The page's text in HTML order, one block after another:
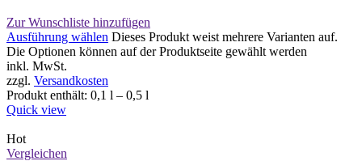
Zur Wunschliste hinzufügen
Ausführung wählen Dieses Produkt weist mehrere Varianten auf.
Die Optionen können auf der Produktseite gewählt werden
inkl. MwSt.
zzgl. Versandkosten
Produkt enthält: 0,1 l – 0,5 l
Quick view
Hot
Vergleichen